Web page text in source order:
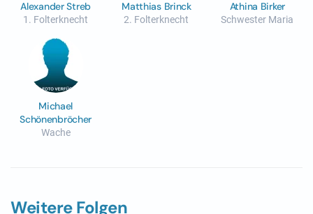
Alexander Streb
1. Folterknecht
Matthias Brinck
2. Folterknecht
Athina Birker
Schwester Maria
Michael
Schönenbröcher
Wache
Weitere Folgen